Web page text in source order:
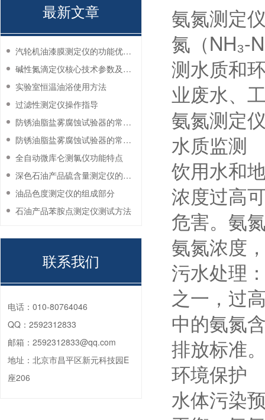
氨氮测定
氮（NH₃-
测水质和
业废水、
氨氮测定
水质监测
饮用水和
浓度过高
危害。氨
氨氮浓度
污水处理
之一，过
中的氨氮
排放标准
环境保护
水体污染
最新文章
汽轮机油漆膜测定仪的功能优势有哪些？
碱性氮滴定仪核心技术参数及应用说明
实验室恒温油浴使用方法
过滤性测定仪操作指导
防锈油脂盐雾腐蚀试验器的常见故障与解决方法
防锈油脂盐雾腐蚀试验器的常见故障与解决方法
全自动微库仑测氯仪功能特点
深色石油产品硫含量测定仪的工作环境要求
油品色度测定仪的组成部分
石油产品苯胺点测定仪测试方法
联系我们
电话： 010-80764046
QQ： 2592312833
邮箱： 2592312833@qq.com
地址： 北京市昌平区新元科技园E
座206